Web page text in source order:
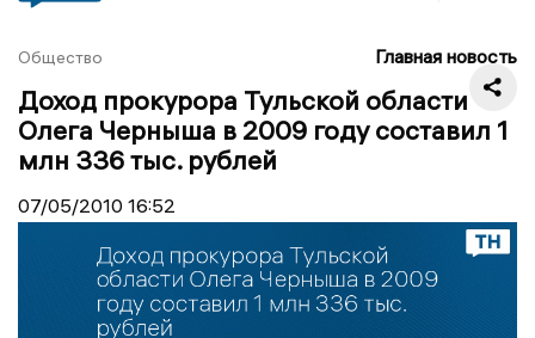
Общество Главная новость
Доход прокурора Тульской области
Олега Черныша в 2009 году составил 1
млн 336 тыс. рублей
07/05/2010 16:52